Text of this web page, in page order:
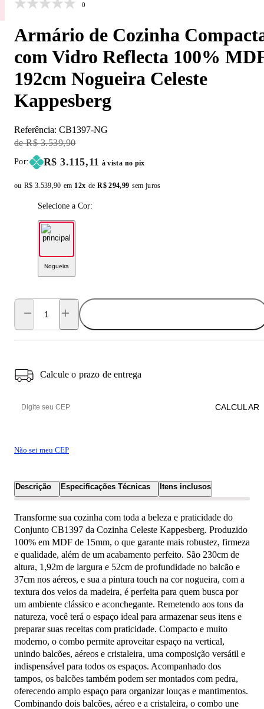
0
Armário de Cozinha
com Vidro Reflecta 100%
192cm Nogueira Celeste
Kappesberg
Referência: CB1397-NG
Original Price:
R$ 3.539,90
Por: Price:
R$ 3.115,11 à vista no pix
ou Original price:
R$ 3.539,90 em 12x de Installment price:
R$ 294,99 sem juros
Selecione a Cor:
Nogueira
Calcule o prazo de entrega
Não sei meu CEP
CALCULAR
Descrição Especificações Técnicas Itens inclusos
Transforme sua cozinha com toda a beleza e praticidade do
Conjunto CB1397 da Cozinha Celeste Kappesberg. Produzido
100% em MDF de 15mm, o que garante mais robustez, firmeza
e qualidade, além de um acabamento perfeito. São 230cm de
altura, 1,92m de largura e 52cm de profundidade no balcão e
37cm nos aéreos, e sua a pintura touch na cor nogueira, com a
textura dos veios da madeira, é perfeita para quem busca por
um ambiente clássico e aconchegante. Remetendo aos tons da
natureza, você terá o espaço ideal para armazenar seus itens e
preparar suas receitas com praticidade. Compacto e muito
moderno, o combo permite aproveitar espaço na vertical,
unindo balcões, aéreos e cristaleira, uma composição versátil e
indispensável para todos os espaços. Acompanhado dos
tampos, os balcões também podem ser montados com pedra,
oferecendo amplo espaço para organizar louças e mantimentos.
Combinando dois balcões, aéreo e a cristaleira, o combo une